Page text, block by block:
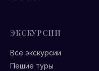
ЭКСКУРСИИ
Все экскурсии
Пешие туры